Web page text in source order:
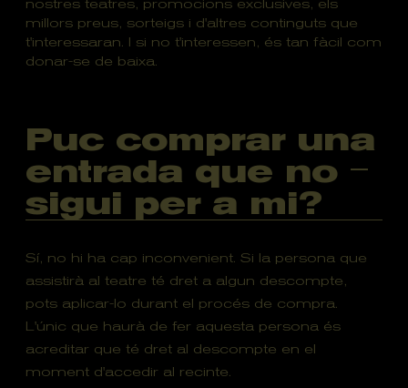
nostres teatres, promocions exclusives, els
millors preus, sorteigs i d'altres continguts que
t'interessaran. I si no t'interessen, és tan fàcil com
donar-se de baixa.
Puc comprar una
entrada que no
sigui per a mi?
Sí, no hi ha cap inconvenient. Si la persona que
assistirà al teatre té dret a algun descompte,
pots aplicar-lo durant el procés de compra.
L'únic que haurà de fer aquesta persona és
acreditar que té dret al descompte en el
moment d'accedir al recinte.